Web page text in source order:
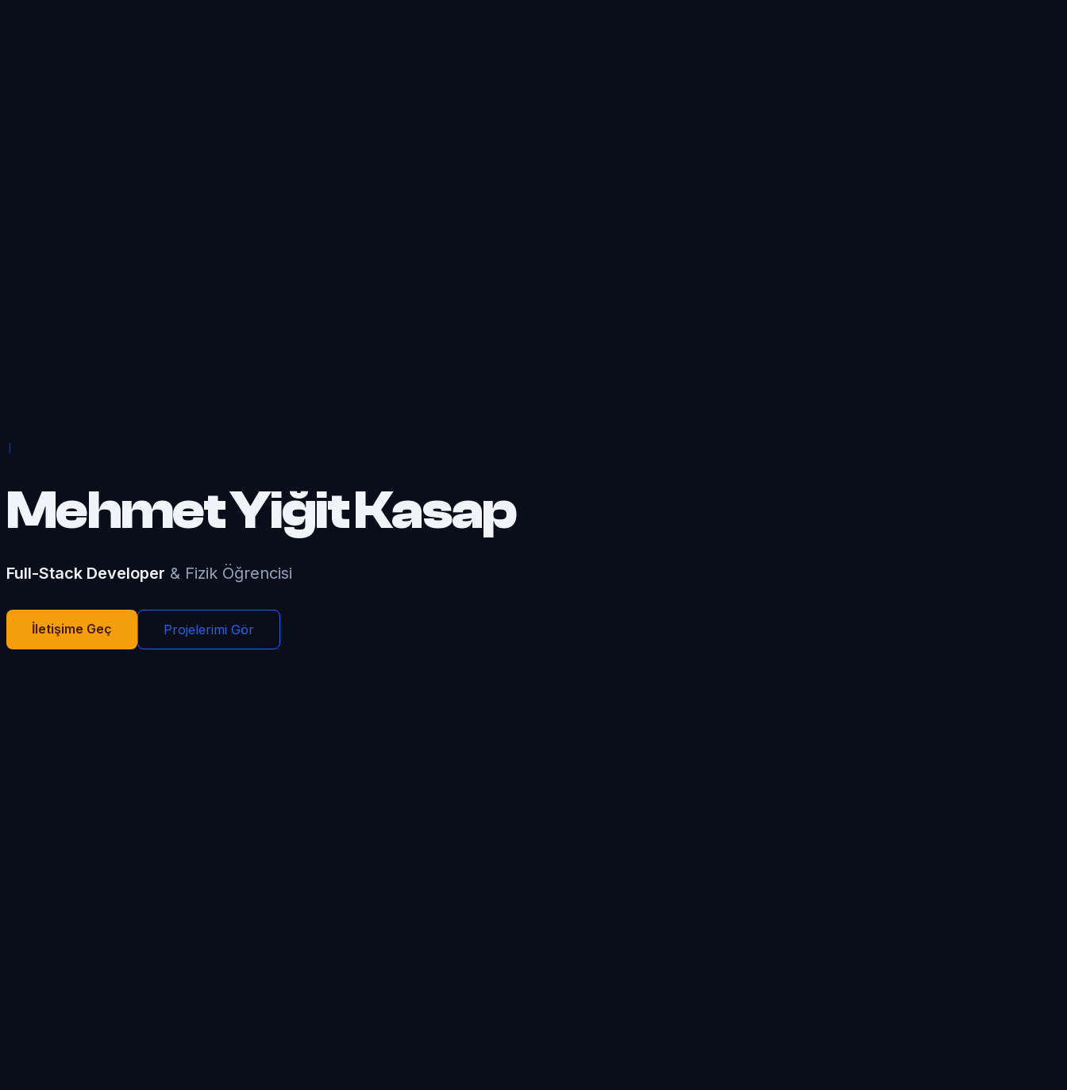
|
Mehmet Yiğit Kasap
Full-Stack Developer & Fizik Öğrencisi
İletişime Geç Projelerimi Gör